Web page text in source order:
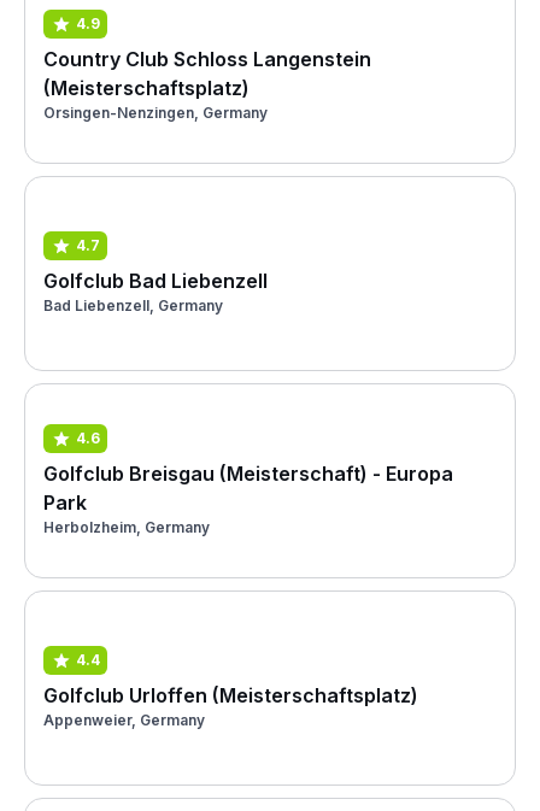
4.9
Country Club Schloss Langenstein
(Meisterschaftsplatz)
Orsingen-Nenzingen, Germany
4.7
Golfclub Bad Liebenzell
Bad Liebenzell, Germany
4.6
Golfclub Breisgau (Meisterschaft) - Europa
Park
Herbolzheim, Germany
4.4
Golfclub Urloffen (Meisterschaftsplatz)
Appenweier, Germany